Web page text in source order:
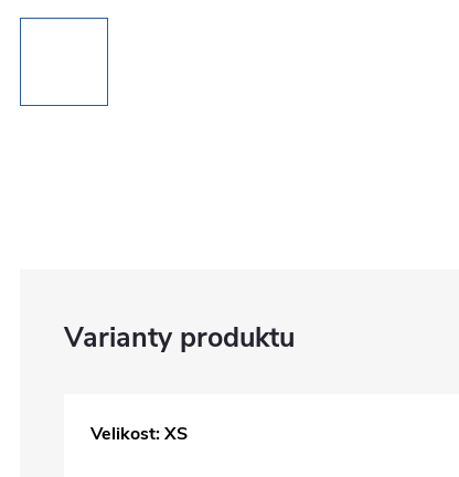
Velikost: XS